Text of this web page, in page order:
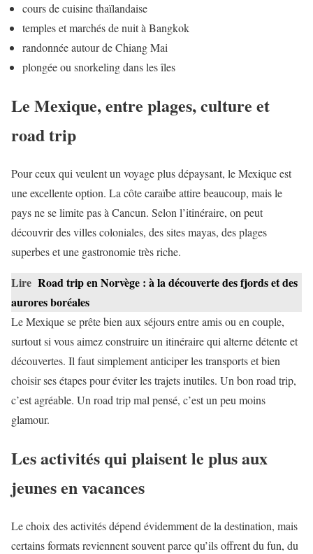
cours de cuisine thaïlandaise
temples et marchés de nuit à Bangkok
randonnée autour de Chiang Mai
plongée ou snorkeling dans les îles
Le Mexique, entre plages, culture et
road trip
Pour ceux qui veulent un voyage plus dépaysant, le Mexique est
une excellente option. La côte caraïbe attire beaucoup, mais le
pays ne se limite pas à Cancun. Selon l’itinéraire, on peut
découvrir des villes coloniales, des sites mayas, des plages
superbes et une gastronomie très riche.
Lire Road trip en Norvège : à la découverte des fjords et des
aurores boréales
Le Mexique se prête bien aux séjours entre amis ou en couple,
surtout si vous aimez construire un itinéraire qui alterne détente et
découvertes. Il faut simplement anticiper les transports et bien
choisir ses étapes pour éviter les trajets inutiles. Un bon road trip,
c’est agréable. Un road trip mal pensé, c’est un peu moins
glamour.
Les activités qui plaisent le plus aux
jeunes en vacances
Le choix des activités dépend évidemment de la destination, mais
certains formats reviennent souvent parce qu’ils offrent du fun, du